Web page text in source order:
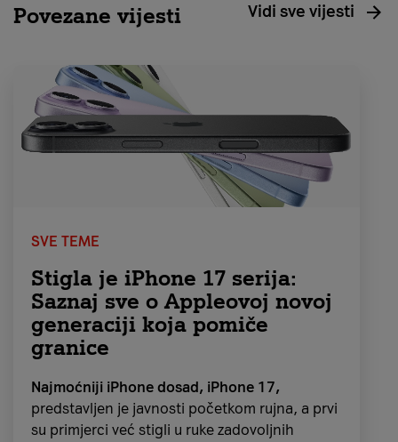
Povezane vijesti Vidi sve vijesti
SVE TEME
Stigla je iPhone 17 serija:
Saznaj sve o Appleovoj novoj
generaciji koja pomiče
granice
Najmoćniji iPhone dosad, iPhone 17,
predstavljen je javnosti početkom rujna, a prvi
su primjerci već stigli u ruke zadovoljnih